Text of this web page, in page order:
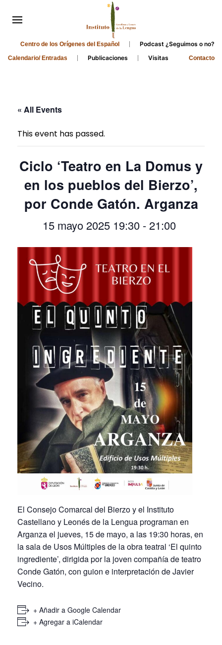
Centro de los Orígenes del Español Podcast ¿Seguimos o no?
Calendario/ Entradas Publicaciones Visitas Contacto
« All Events
This event has passed.
Ciclo ‘Teatro en La Domus y
en los pueblos del Bierzo’,
por Conde Gatón. Arganza
15 mayo 2025 19:30- 21:00
El Consejo Comarcal del Bierzo y el Instituto
Castellano y Leonés de la Lengua programan en
Arganza el jueves, 15 de mayo, a las 19:30 horas, en
la sala de Usos Múltiples de la obra teatral ‘El quinto
ingrediente’, dirigida por la joven compañía de teatro
Conde Gatón, con guion e interpretación de Javier
Vecino.
+ Añadir a Google Calendar
+ Agregar a iCalendar